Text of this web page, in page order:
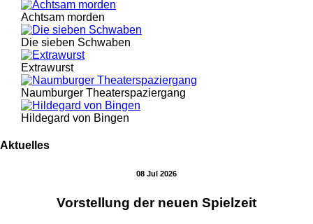
Achtsam morden
Die sieben Schwaben
Extrawurst
Naumburger Theaterspaziergang
Hildegard von Bingen
Aktuelles
08 Jul 2026
Vorstellung der neuen Spielzeit